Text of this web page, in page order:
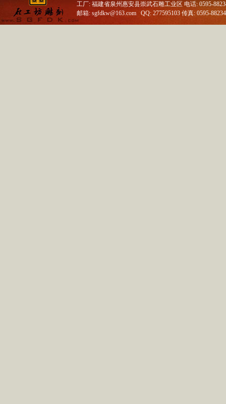
工厂: 福建省泉州惠安县崇武石雕工业区 电话: 0595-
邮箱: sgfdkw@163.com QQ: 277595103 传真: 0595-